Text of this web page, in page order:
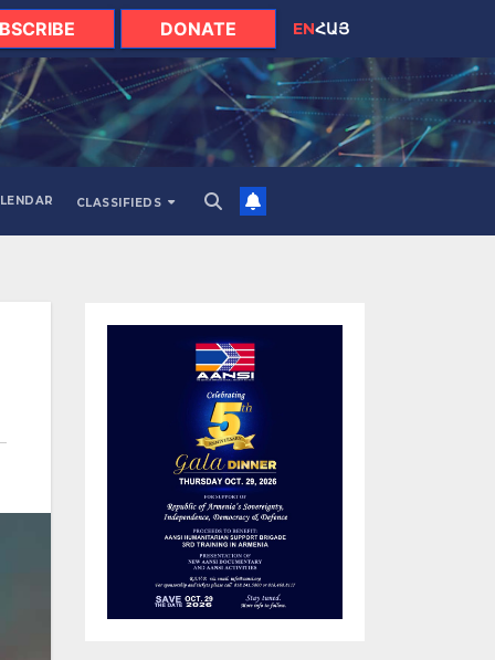
DONATE ENՀԱՅ
CLASSIFIEDS